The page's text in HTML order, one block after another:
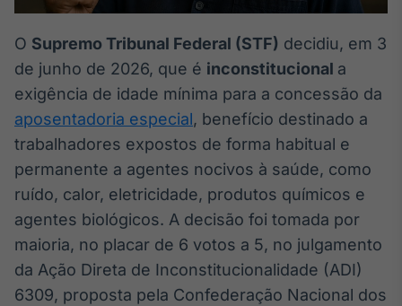
Broadcast
Datafeed
APIs para
integração de
conteúdos e
dados
Broadcast
Ticker
Cotações e
headlines de
notícias
O Supremo Tribunal Federal (STF) decidiu, em 3
de junho de 2026, que é inconstitucional a
exigência de idade mínima para a concessão da
aposentadoria especial, benefício destinado a
trabalhadores expostos de forma habitual e
permanente a agentes nocivos à saúde, como
ruído, calor, eletricidade, produtos químicos e
agentes biológicos. A decisão foi tomada por
maioria, no placar de 6 votos a 5, no julgamento
da Ação Direta de Inconstitucionalidade (ADI)
6309, proposta pela Confederação Nacional dos